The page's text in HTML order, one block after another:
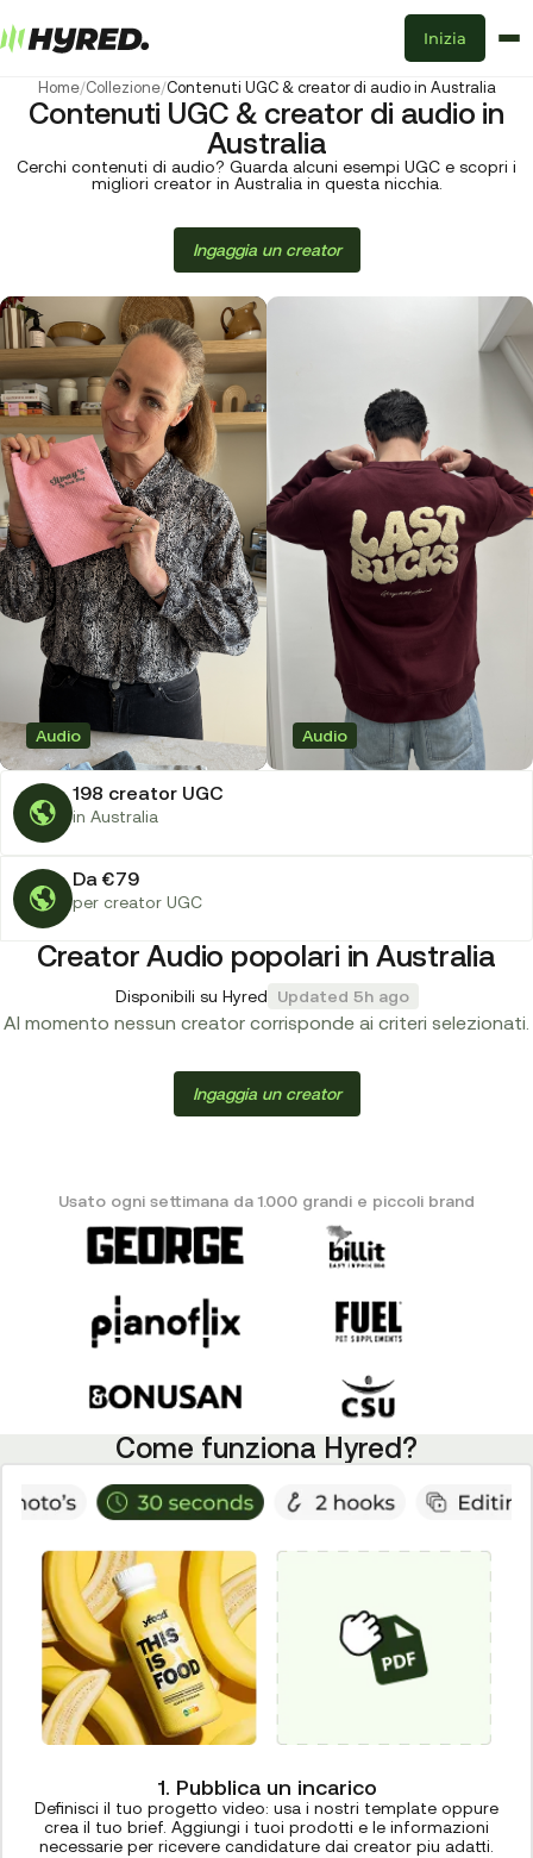
Inizia
Home/Collezione/Contenuti UGC & creator di audio in Australia
Contenuti UGC & creator di audio in
Australia
Cerchi contenuti di audio? Guarda alcuni esempi UGC e scopri i
migliori creator in Australia in questa nicchia.
Ingaggia un creator
198 creator UGC
in Australia
Audio Audio
Da €79
per creator UGC
Creator Audio popolari in Australia
Disponibili su Hyred Updated 5h ago
Al momento nessun creator corrisponde ai criteri selezionati.
Ingaggia un creator
Usato ogni settimana da 1.000 grandi e piccoli brand
Come funziona Hyred?
1. Pubblica un incarico
Definisci il tuo progetto video: usa i nostri template oppure
crea il tuo brief. Aggiungi i tuoi prodotti e le informazioni
necessarie per ricevere candidature dai creator piu adatti.